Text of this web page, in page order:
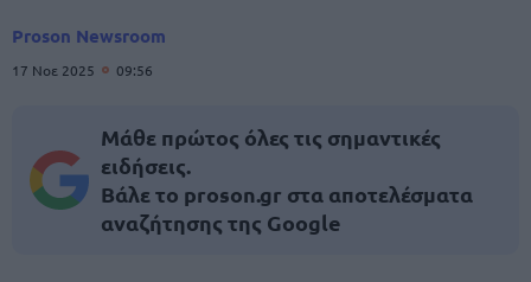
Proson Newsroom
17 Νοε 2025 09:56
Μάθε πρώτος όλες τις σημαντικές
ειδήσεις.
Βάλε το proson.gr στα αποτελέσματα
αναζήτησης της Google